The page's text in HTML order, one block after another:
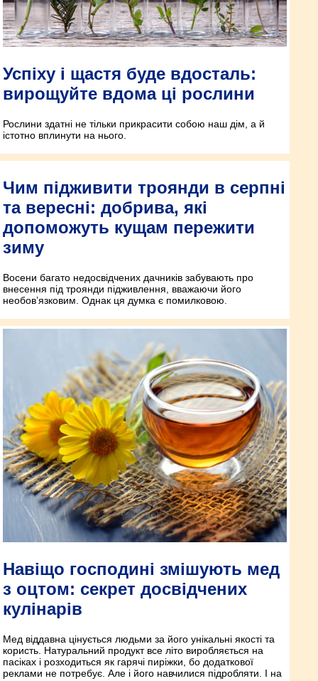
Успіху і щастя буде вдосталь:
вирощуйте вдома ці рослини
Рослини здатні не тільки прикрасити собою наш дім, а й
істотно вплинути на нього.
Чим підживити троянди в серпні
та вересні: добрива, які
допоможуть кущам пережити
зиму
Восени багато недосвідчених дачників забувають про
внесення під троянди підживлення, вважаючи його
необов’язковим. Однак ця думка є помилковою.
Навіщо господині змішують мед
з оцтом: секрет досвідчених
кулінарів
Мед віддавна цінується людьми за його унікальні якості та
користь. Натуральний продукт все літо виробляється на
пасіках і розходиться як гарячі пиріжки, бо додаткової
реклами не потребує. Але і його навчилися підробляти. І на